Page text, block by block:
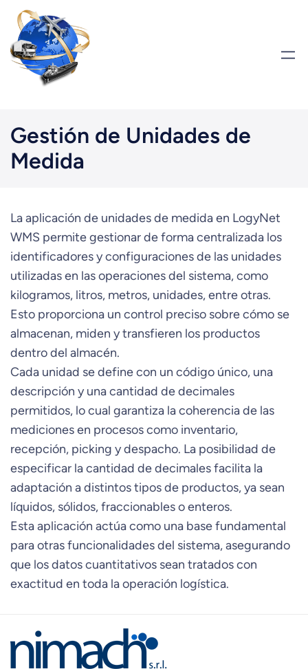
Saltar
contenido
Gestión de Unidades de
Medida
La aplicación de unidades de medida en LogyNet
WMS permite gestionar de forma centralizada los
identificadores y configuraciones de las unidades
utilizadas en las operaciones del sistema, como
kilogramos, litros, metros, unidades, entre otras.
Esto proporciona un control preciso sobre cómo se
almacenan, miden y transfieren los productos
dentro del almacén.
Cada unidad se define con un código único, una
descripción y una cantidad de decimales
permitidos, lo cual garantiza la coherencia de las
mediciones en procesos como inventario,
recepción, picking y despacho. La posibilidad de
especificar la cantidad de decimales facilita la
adaptación a distintos tipos de productos, ya sean
líquidos, sólidos, fraccionables o enteros.
Esta aplicación actúa como una base fundamental
para otras funcionalidades del sistema, asegurando
que los datos cuantitativos sean tratados con
exactitud en toda la operación logística.